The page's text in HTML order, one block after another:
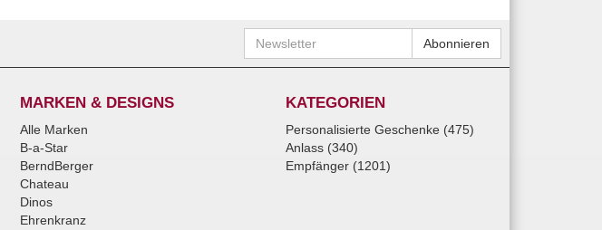
Newsletter Abonnieren
MARKEN & DESIGNS
Alle Marken
B-a-Star
BerndBerger
Chateau
Dinos
Ehrenkranz
KATEGORIEN
Personalisierte Geschenke (475)
Anlass (340)
Empfänger (1201)